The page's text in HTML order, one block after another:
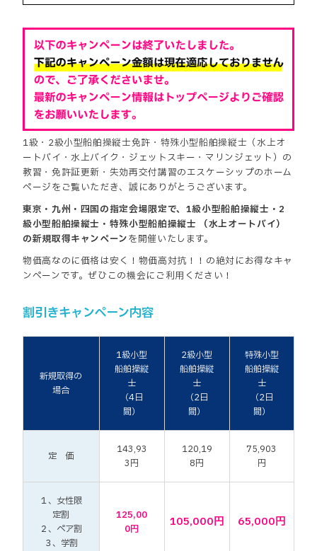
1級・2級小型船舶操縦士免許・特殊小型船舶操縦士（水上オ
ートバイ・水上バイク・ジェットスキー・マリンジェット）の
教習・免許証更新・失効再交付講習のエスケーシップのホーム
ページをご覧いただき、誠にありがとうございます。
東京・九州・四国の指定会場限定で、1級小型船舶操縦士・2
級小型船舶操縦士・特殊小型船舶操縦士 （水上オートバイ）
の新規取得キャンペーンを開催いたします。
物価高なのに価格は安く！物価高対抗！！の絶対にお得なキャ
ンペーンです。ぜひこの機会にご利用ください！
割引きキャンペーン内容
新規取得の
場合
1級小型
船舶操縦
士
（4日
間）
2級小型
船舶操縦
士
（2日
間）
特殊小型
船舶操縦
士
（2日
間）
定 価
143,93
3円
120,19
8円
75,903
円
１、女性限
定割
２、ペア割
３、学割
125,00
0円
105,000円 65,000円